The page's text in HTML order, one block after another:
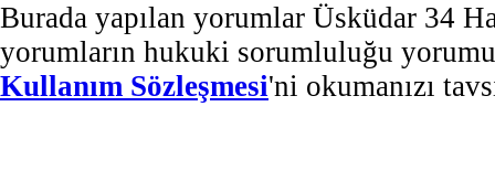
Burada yapılan yorumlar Üsküdar 34
yorumların hukuki sorumluluğu
Kullanım Sözleşmesi'ni okumanızı